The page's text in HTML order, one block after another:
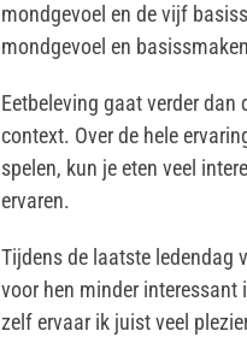
mondgevoel en de vijf
mondgevoel en
Eetbeleving gaat verder
context. Over de hele
spelen, kun je eten veel
ervaren.
Tijdens de laatste ledendag
voor hen minder interessant
zelf ervaar ik juist veel